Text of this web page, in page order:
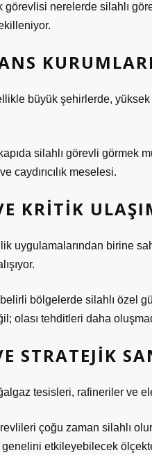
görevlisi nerelerde silahlı
KURUMLARI
büyük şehirlerde,
silahlı görevli görmek
caydırıcılık meselesi.
KRITIK
uygulamalarından birine
bölgelerde silahlı özel
olası tehditleri daha
STRATEJIK
tesisleri, rafineriler ve
çoğu zaman silahlı
genelini etkileyebilecek